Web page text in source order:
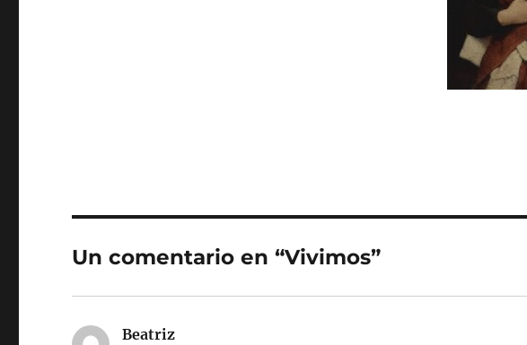
Un comentario en “Vivimos”
Beatriz